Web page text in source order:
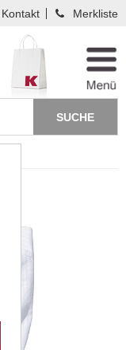
Kontakt Merkliste